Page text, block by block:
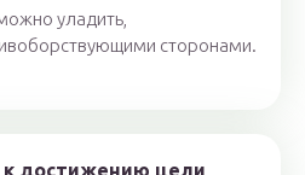
уладить,
сторонами.